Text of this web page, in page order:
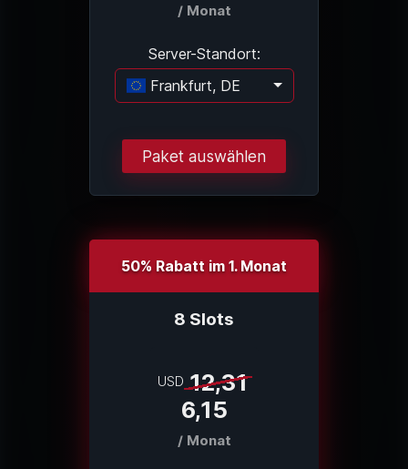
/ Monat
Server-Standort:
Frankfurt, DE
Lade...
Paket auswählen
50% Rabatt im 1. Monat
8 Slots
USD 12,31
6,15
/ Monat